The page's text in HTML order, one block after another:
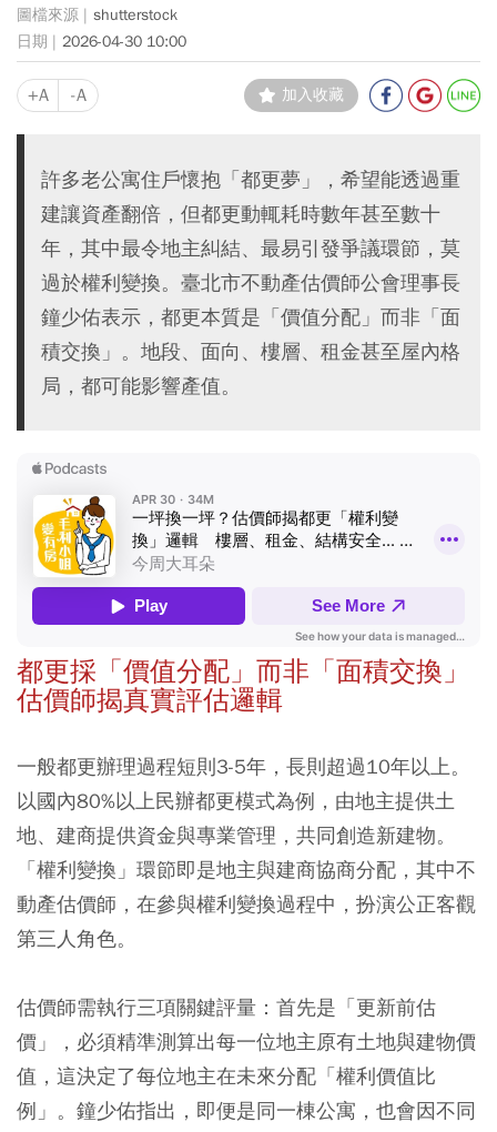
shutterstock
2026-04-30 10:00
+A -A 加入收藏
許多老公寓住戶懷抱「都更夢」，希望能透過重
建讓資產翻倍，但都更動輒耗時數年甚至數十
年，其中最令地主糾結、最易引發爭議環節，莫
過於權利變換。臺北市不動產估價師公會理事長
鐘少佑表示，都更本質是「價值分配」而非「面
積交換」。地段、面向、樓層、租金甚至屋內格
局，都可能影響產值。
都更採「價值分配」而非「面積交換」
估價師揭真實評估邏輯
一般都更辦理過程短則3-5年，長則超過10年以上。
以國內80%以上民辦都更模式為例，由地主提供土
地、建商提供資金與專業管理，共同創造新建物。
「權利變換」環節即是地主與建商協商分配，其中不
動產估價師，在參與權利變換過程中，扮演公正客觀
第三人角色。
估價師需執行三項關鍵評量：首先是「更新前估
價」，必須精準測算出每一位地主原有土地與建物價
值，這決定了每位地主在未來分配「權利價值比
例」。鐘少佑指出，即便是同一棟公寓，也會因不同